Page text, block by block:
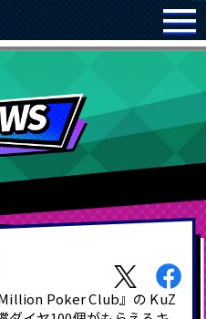
Poker Club』の KuZ